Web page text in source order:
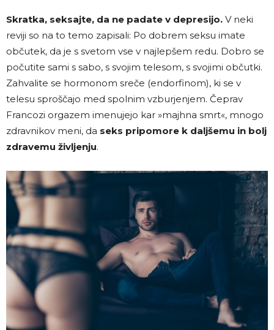
Skratka, seksajte, da ne padate v depresijo. V neki
reviji so na to temo zapisali: Po dobrem seksu imate
občutek, da je s svetom vse v najlepšem redu. Dobro se
počutite sami s sabo, s svojim telesom, s svojimi občutki.
Zahvalite se hormonom sreče (endorfinom), ki se v
telesu sproščajo med spolnim vzburjenjem. Čeprav
Francozi orgazem imenujejo kar »majhna smrt«, mnogo
zdravnikov meni, da seks pripomore k daljšemu in bolj
zdravemu življenju.